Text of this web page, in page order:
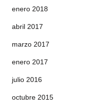
enero 2018
abril 2017
marzo 2017
enero 2017
julio 2016
octubre 2015